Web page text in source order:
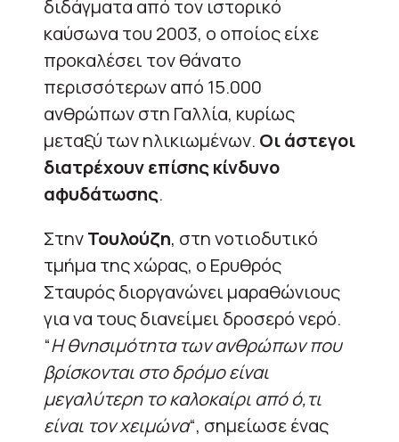
διδάγματα από τον ιστορικό
καύσωνα του 2003, ο οποίος είχε
προκαλέσει τον θάνατο
περισσότερων από 15.000
ανθρώπων στη Γαλλία, κυρίως
μεταξύ των ηλικιωμένων. Οι άστεγοι
διατρέχουν επίσης κίνδυνο
αφυδάτωσης.
ΣτηνΤουλούζη, στη νοτιοδυτικό
τμήμα της χώρας, ο Ερυθρός
Σταυρός διοργανώνει μαραθώνιους
για να τους διανείμει δροσερό νερό.
“Η θνησιμότητα των ανθρώπων που
βρίσκονται στο δρόμο είναι
μεγαλύτερη το καλοκαίρι από ό,τι
είναι τον χειμώνα“, σημείωσε ένας